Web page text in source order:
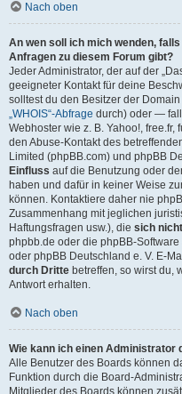
Nach oben
An wen soll ich mich wenden,
Anfragen zu diesem Forum gibt?
Jeder Administrator, der auf der
geeigneter Kontakt für deine
solltest du den Besitzer der
„WHOIS“-Abfrage durch) oder —
Webhoster wie z. B. Yahoo!,
den Abuse-Kontakt des
Limited (phpBB.com) und phpBB
Einfluss auf die Benutzung oder
haben und dafür in keiner Weise
können. Kontaktiere daher nie
Zusammenhang mit jeglichen
Haftungsfragen usw.), die sich
phpbb.de oder die phpBB-
oder phpBB Deutschland e. V. E-
durch Dritte betreffen, so wirst du,
Antwort erhalten.
Nach oben
Wie kann ich einen Administrator
Alle Benutzer des Boards können
Funktion durch die Board-
Mitglieder des Boards können